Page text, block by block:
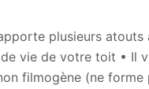
plusieurs
vie de votre toit • Il
filmogène (ne forme